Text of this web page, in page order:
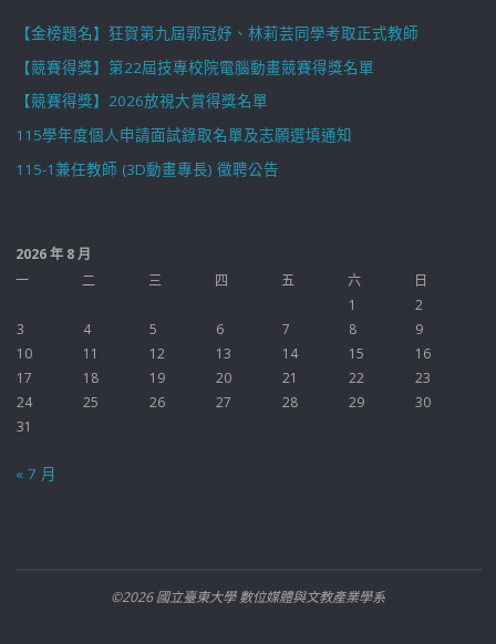
【金榜題名】狂賀第九屆郭冠妤、林莉芸同學考取正式教師
【競賽得獎】第22屆技專校院電腦動畫競賽得獎名單
【競賽得獎】2026放視大賞得獎名單
115學年度個人申請面試錄取名單及志願選填通知
115-1兼任教師 (3D動畫專長) 徵聘公告
2026 年 8 月
一
二 三 四 五 六
日
1
2
3
4 5 6 7 8
9
10
11 12 13 14 15
16
17
18 19 20 21 22
23
24
25 26 27 28 29
30
31
« 7 月
©2026 國立臺東大學 數位媒體與文教產業學系